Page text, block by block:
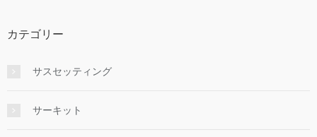
カテゴリー
サスセッティング
サーキット